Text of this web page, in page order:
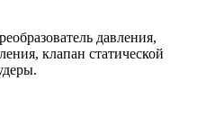
давления,
клапан статической